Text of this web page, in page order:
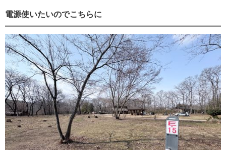
電源使いたいのでこちらに